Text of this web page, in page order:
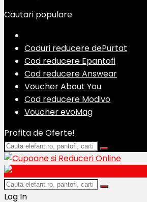
Cautari populare
Coduri reducere dePurtat
Cod reducere Epantofi
Cod reducere Answear
Voucher About You
Cod reducere Modivo
Voucher evoMag
Profita de Oferte!
Log In